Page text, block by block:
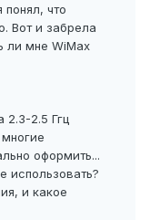
понял, что
Вот и забрела
ли мне WiMax
2.3-2.5 Ггц
оформить...
использовать?
и какое